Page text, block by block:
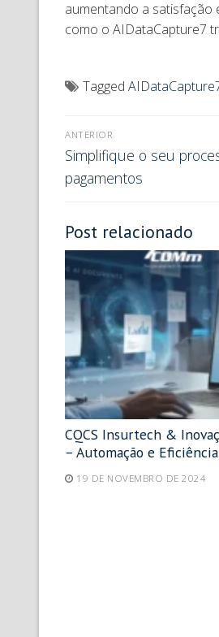
aumentando a satisfação
como o AIDataCapture7
Tagged
ANTERIOR
Simplifique o seu
pagamentos
Post relacionado
CQCS Insurtech &
– Automação e Eficiência
19 DE NOVEMBRO DE 2024